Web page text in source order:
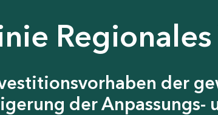
Regionales
der
der